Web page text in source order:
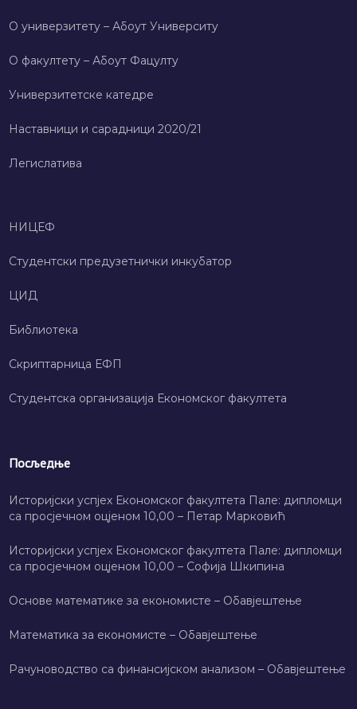
О универзитету – Абоут Университy
О факултету – Абоут Фацултy
Универзитетске катедре
Наставници и сарадници 2020/21
Легислатива
НИЦЕФ
Студентски предузетнички инкубатор
ЦИД
Библиотека
Скриптарница ЕФП
Студентска организација Економског факултета
Посљедње
Историјски успјех Економског факултета Пале: дипломци
са просјечном оцјеном 10,00 – Петар Марковић
Историјски успјех Економског факултета Пале: дипломци
са просјечном оцјеном 10,00 – Софија Шкипина
Основе математике за економисте – Обавјештење
Математика за економисте – Обавјештење
Рачуноводство са финансијском анализом – Обавјештење